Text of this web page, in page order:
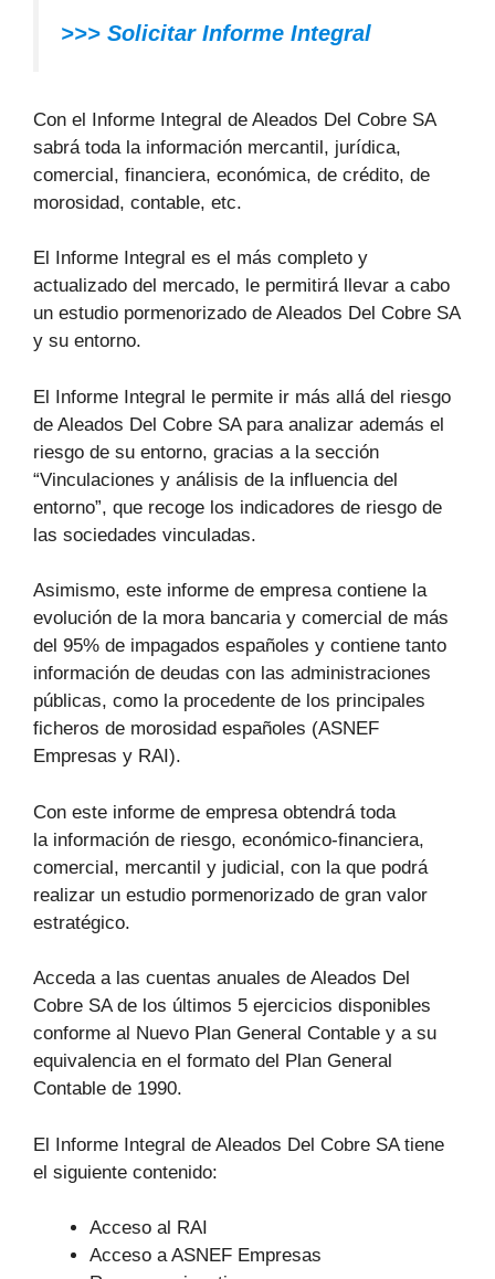
>>> Solicitar Informe Integral
Con el Informe Integral de Aleados Del Cobre SA
sabrá toda la información mercantil, jurídica,
comercial, financiera, económica, de crédito, de
morosidad, contable, etc.
El Informe Integral es el más completo y
actualizado del mercado, le permitirá llevar a cabo
un estudio pormenorizado de Aleados Del Cobre SA
y su entorno.
El Informe Integral le permite ir más allá del riesgo
de Aleados Del Cobre SA para analizar además el
riesgo de su entorno, gracias a la sección
“Vinculaciones y análisis de la influencia del
entorno”, que recoge los indicadores de riesgo de
las sociedades vinculadas.
Asimismo, este informe de empresa contiene la
evolución de la mora bancaria y comercial de más
del 95% de impagados españoles y contiene tanto
información de deudas con las administraciones
públicas, como la procedente de los principales
ficheros de morosidad españoles (ASNEF
Empresas y RAI).
Con este informe de empresa obtendrá toda
la información de riesgo, económico-financiera,
comercial, mercantil y judicial, con la que podrá
realizar un estudio pormenorizado de gran valor
estratégico.
Acceda a las cuentas anuales de Aleados Del
Cobre SA de los últimos 5 ejercicios disponibles
conforme al Nuevo Plan General Contable y a su
equivalencia en el formato del Plan General
Contable de 1990.
El Informe Integral de Aleados Del Cobre SA tiene
el siguiente contenido:
Acceso al RAI
Acceso a ASNEF Empresas